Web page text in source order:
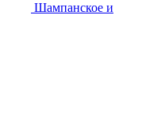
Шампанское и